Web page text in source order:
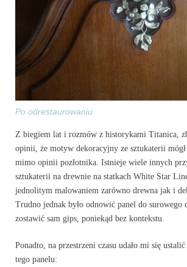
Po odrestaurowaniu
Z biegiem lat i rozmów z historykami Titanica,
opinii, że motyw dekoracyjny ze sztukaterii mógł
mimo opinii pozłotnika. Istnieje wiele innych
sztukaterii na drewnie na statkach White Star
jednolitym malowaniem zarówno drewna jak i
Trudno jednak było odnowić panel do surowego
zostawić sam gips, poniekąd bez kontekstu.
Ponadto, na przestrzeni czasu udało mi się
tego panelu: